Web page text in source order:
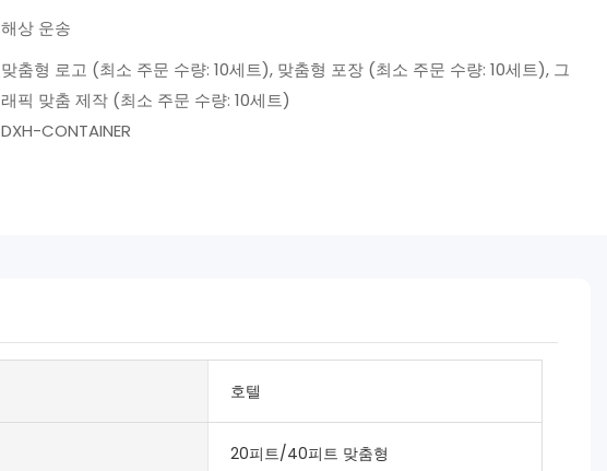
해상 운송
맞춤형 로고 (최소 주문 수량: 10세트), 맞춤형 포장 (최소 주문 수량: 10세트), 그
래픽 맞춤 제작 (최소 주문 수량: 10세트)
DXH-CONTAINER
호텔
20피트/40피트 맞춤형